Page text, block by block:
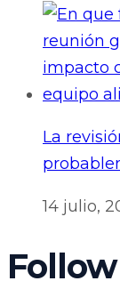
La
14 julio,